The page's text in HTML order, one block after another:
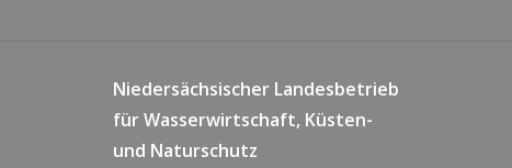
Niedersächsischer Landesbetrieb
für Wasserwirtschaft, Küsten-
und Naturschutz